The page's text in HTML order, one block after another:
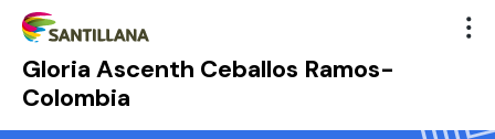
Gloria Ascenth Ceballos Ramos-
Colombia